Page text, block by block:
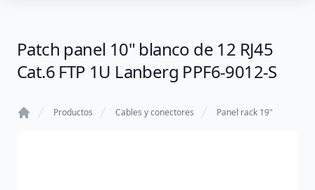
Patch panel 10" blanco de 12 RJ45
Cat.6 FTP 1U Lanberg PPF6-9012-S
Productos Cables y conectores Panel rack 19"